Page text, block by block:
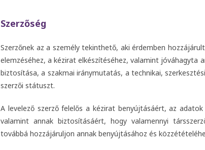
Szerzőség
Szerzőnek az a személy tekinthető, aki érdemben
elemzéséhez, a kézirat elkészítéséhez, valamint jóváhagyta
biztosítása, a szakmai iránymutatás, a technikai,
szerzői státuszt.
A levelező szerző felelős a kézirat benyújtásáért, az
valamint annak biztosításáért, hogy valamennyi
továbbá hozzájáruljon annak benyújtásához és